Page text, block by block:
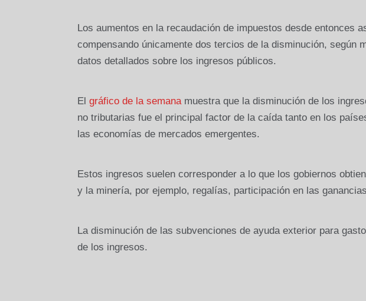
Los aumentos en la recaudación de impuestos desde entonces
compensando únicamente dos tercios de la disminución, según
datos detallados sobre los ingresos públicos.
El gráfico de la semanamuestra que la disminución de los
no tributarias fue el principal factor de la caída tanto en los
las economías de mercados emergentes.
Estos ingresos suelen corresponder a lo que los gobiernos
y la minería, por ejemplo, regalías, participación en las
La disminución de las subvenciones de ayuda exterior para
de los ingresos.